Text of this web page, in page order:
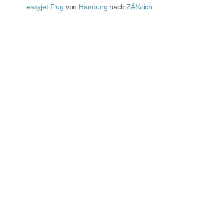
easyjet Flug von Hamburg nach ZÃ¼rich